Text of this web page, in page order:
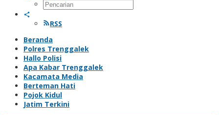
RSS
Beranda
Polres Trenggalek
Hallo Polisi
Apa Kabar Trenggalek
Kacamata Media
Berteman Hati
Pojok Kidul
Jatim Terkini